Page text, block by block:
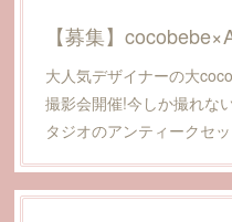
大人気デザイナーの大
撮影会開催!今しか撮れな
タジオのアンティークセ